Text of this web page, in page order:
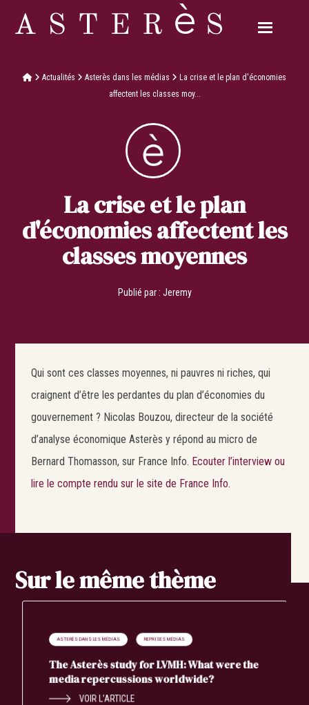
Actualités Asterès dans les médias
La crise et le plan d'économies
affectent les classes moy...
La crise et le plan
d'économies affectent les
classes moyennes
Publié par : Jeremy
Qui sont ces classes moyennes, ni pauvres ni riches, qui
craignent d’être les perdantes du plan d’économies du
gouvernement ? Nicolas Bouzou, directeur de la société
d’analyse économique Asterès y répond au micro de
Bernard Thomasson, sur France Info. Ecouter l’interview ou
lire le compte rendu sur le site de France Info.
Sur le même thème
ASTERÈS DANS LES MÉDIAS REPRISES MÉDIAS
The Asterès study for LVMH: What were the
media repercussions worldwide?
VOIR L’ARTICLE